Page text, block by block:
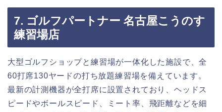
7. ゴルフパートナー 名古屋こうのす
練習場店
大型ゴルフショップと練習場が一体化した施設で、全
60打席130ヤードの打ち放題練習場を備えています。
最新の計測機器が全打席に設置されており、ヘッドス
ピードやボールスピード、ミート率、飛距離などを細